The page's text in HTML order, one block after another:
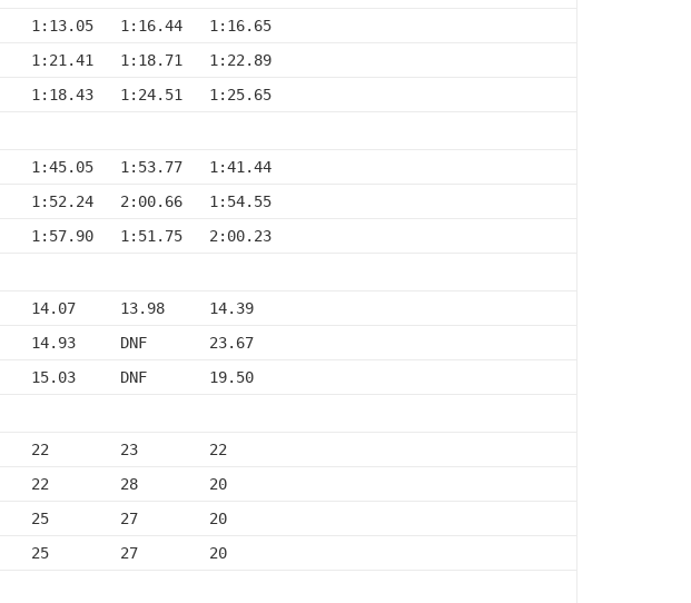
1:13.05   1:16.44   1:16.65
1:21.41   1:18.71   1:22.89
1:18.43   1:24.51   1:25.65
1:45.05   1:53.77   1:41.44
1:52.24   2:00.66   1:54.55
1:57.90   1:51.75   2:00.23
14.07     13.98     14.39
14.93     DNF       23.67
15.03     DNF       19.50
22        23        22
22        28        20
25        27        20
25        27        20